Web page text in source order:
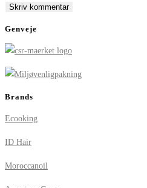
comment
comment
(optional)
Genveje
Brands
Ecooking
ID Hair
Moroccanoil